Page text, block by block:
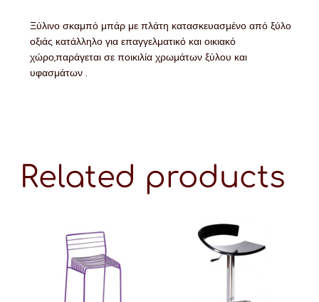
Ξύλινο σκαμπό μπάρ με πλάτη κατασκευασμένο από ξύλο
οξιάς κατάλληλο για επαγγελματικό και οικιακό
χώρο,παράγεται σε ποικιλία χρωμάτων ξύλου και
υφασμάτων .
Related products